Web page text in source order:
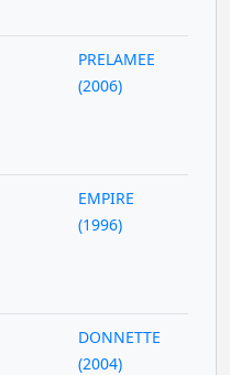
PRELAMEE
(2006)
EMPIRE
(1996)
DONNETTE
(2004)